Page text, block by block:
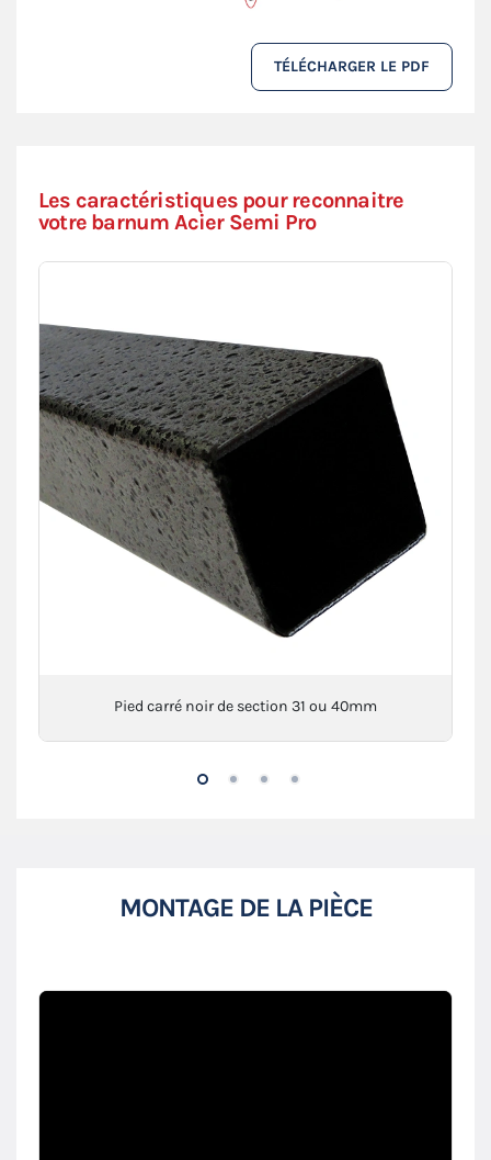
TÉLÉCHARGER LE PDF
Les caractéristiques pour reconnaitre
votre barnum Acier Semi Pro
Pied carré noir de section 31 ou 40mm
MONTAGE DE LA PIÈCE